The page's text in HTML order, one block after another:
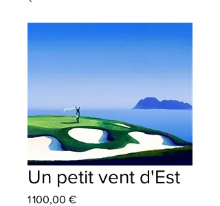
Un petit vent d'Est
1 100,00 €Prix